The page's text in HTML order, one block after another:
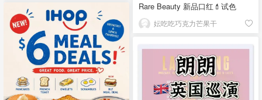
Rare Beauty 新品口红💄试色
妘吃吃巧克力芒果干